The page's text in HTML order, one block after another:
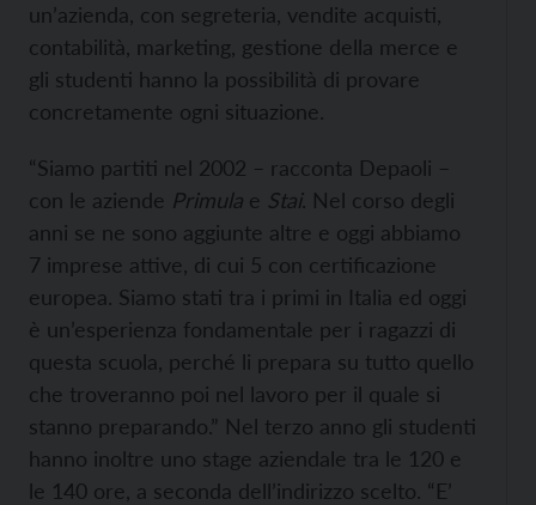
un’azienda, con segreteria, vendite acquisti,
contabilità, marketing, gestione della merce e
gli studenti hanno la possibilità di provare
concretamente ogni situazione.
“Siamo partiti nel 2002 – racconta Depaoli –
con le aziende Primula e Stai. Nel corso degli
anni se ne sono aggiunte altre e oggi abbiamo
7 imprese attive, di cui 5 con certificazione
europea. Siamo stati tra i primi in Italia ed oggi
è un’esperienza fondamentale per i ragazzi di
questa scuola, perché li prepara su tutto quello
che troveranno poi nel lavoro per il quale si
stanno preparando.” Nel terzo anno gli studenti
hanno inoltre uno stage aziendale tra le 120 e
le 140 ore, a seconda dell’indirizzo scelto. “E’